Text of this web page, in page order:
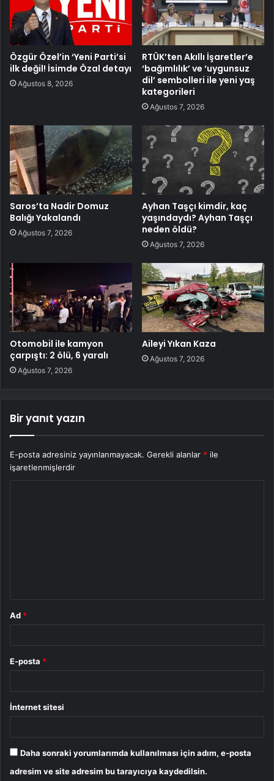
Özgür Özel’in ‘Yeni Parti’si
ilk değil! İsimde Özal detayı
Ağustos 8, 2026
RTÜK’ten Akıllı İşaretler’e
‘bağımlılık’ ve ‘uygunsuz
dil’ sembolleri ile yeni yaş
kategorileri
Ağustos 7, 2026
Saros’ta Nadir Domuz
Balığı Yakalandı
Ağustos 7, 2026
Ayhan Taşçı kimdir, kaç
yaşındaydı? Ayhan Taşçı
neden öldü?
Ağustos 7, 2026
Otomobil ile kamyon
çarpıştı: 2 ölü, 6 yaralı
Ağustos 7, 2026
Aileyi Yıkan Kaza
Ağustos 7, 2026
Bir yanıt yazın
E-posta adresiniz yayınlanmayacak. Gerekli alanlar * ile
işaretlenmişlerdir
Ad *
E-posta *
İnternet sitesi
Daha sonraki yorumlarımda kullanılması için adım, e-posta
adresim ve site adresim bu tarayıcıya kaydedilsin.